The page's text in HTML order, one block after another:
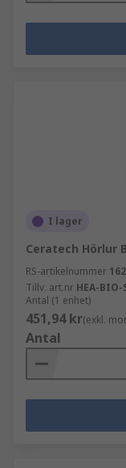
I lager
Ceratech Hörlur
RS-artikelnummer
Tillv. art.nr HEA-BIO-
Antal (1 enhet)
451,94 kr(exkl.
Antal